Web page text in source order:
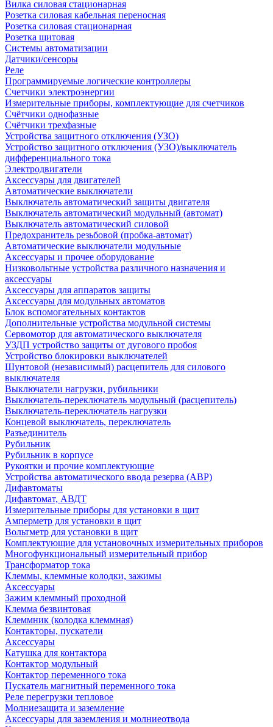
Вилка силовая стационарная
Розетка силовая кабельная переносная
Розетка силовая стационарная
Розетка щитовая
Системы автоматизации
Датчики/сенсоры
Реле
Программируемые логические контроллеры
Счетчики электроэнергии
Измерительные приборы, комплектующие для счетчиков
Счётчики однофазные
Счётчики трехфазные
Устройства защитного отключения (УЗО)
Устройство защитного отключения (УЗО)/выключатель
дифференциального тока
Электродвигатели
Аксессуары для двигателей
Автоматические выключатели
Выключатель автоматический защиты двигателя
Выключатель автоматический модульный (автомат)
Выключатель автоматический силовой
Предохранитель резьбовой (пробка-автомат)
Автоматические выключатели модульные
Аксессуары и прочее оборудование
Низковольтные устройства различного назначения и
аксессуары
Аксессуары для аппаратов защиты
Аксессуары для модульных автоматов
Блок вспомогательных контактов
Дополнительные устройства модульной системы
Сервомотор для автоматического выключателя
УЗДП устройство защиты от дугового пробоя
Устройство блокировки выключателей
Шунтовой (независимый) расцепитель для силового
выключателя
Выключатели нагрузки, рубильники
Выключатель-переключатель модульный (расцепитель)
Выключатель-переключатель нагрузки
Концевой выключатель, переключатель
Разъединитель
Рубильник
Рубильник в корпусе
Рукоятки и прочие комплектующие
Устройства автоматического ввода резерва (АВР)
Дифавтоматы
Дифавтомат, АВДТ
Измерительные приборы для установки в щит
Амперметр для установки в щит
Вольтметр для установки в щит
Комплектующие для установочных измерительных приборов
Многофункциональный измерительный прибор
Трансформатор тока
Клеммы, клеммные колодки, зажимы
Аксессуары
Зажим клеммный проходной
Клемма безвинтовая
Клеммник (колодка клеммная)
Контакторы, пускатели
Аксессуары
Катушка для контактора
Контактор модульный
Контактор переменного тока
Пускатель магнитный переменного тока
Реле перегрузки тепловое
Молниезащита и заземление
Аксессуары для заземления и молниеотвода